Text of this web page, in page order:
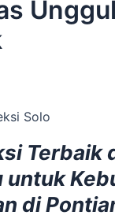
Terbaik
untuk
di